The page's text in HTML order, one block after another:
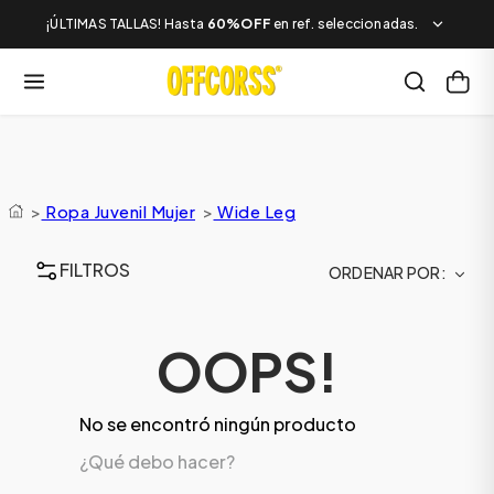
¡ÚLTIMAS TALLAS! Hasta 60%OFF en ref. seleccionadas.
> Ropa Juvenil Mujer > Wide Leg
FILTROS ORDENAR POR
OOPS!
No se encontró ningún producto
¿Qué debo hacer?